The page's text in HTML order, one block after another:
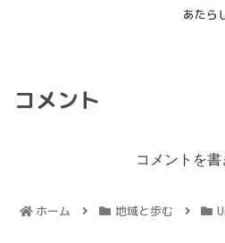
あたら
コメント
コメントを書
ホーム 地域と歩む